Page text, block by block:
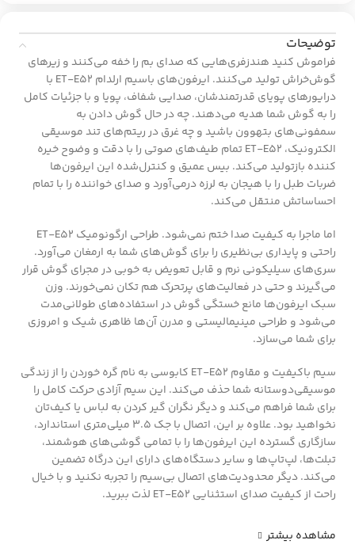
توضیحات
فراموش کنید هندزفری‌هایی که صدای بم را خفه می‌کنند و زیرهای
گوش‌خراش تولید می‌کنند. ایرفون‌های باسیم ارلدام ET-E52 با
درایورهای پویای قدرتمندشان، صدایی شفاف، پویا و با جزئیات کامل
را به گوش شما هدیه می‌دهند. چه در حال گوش دادن به
سمفونی‌های بتهوون باشید و چه غرق در ریتم‌های تند موسیقی
الکترونیک، ET-E52 تمام طیف‌های صوتی را با دقت و وضوح خیره
کننده بازتولید می‌کند. بیس عمیق و کنترل‌شده این ایرفون‌ها
ضربات طبل را با هیجان به لرزه درمی‌آورد و صدای خواننده را با تمام
احساساتش منتقل می‌کند.
اما ماجرا به کیفیت صدا ختم نمی‌شود. طراحی ارگونومیک ET-E52
راحتی و پایداری بی‌نظیری را برای گوش‌های شما به ارمغان می‌آورد.
سری‌های سیلیکونی نرم و قابل تعویض به خوبی در مجرای گوش قرار
می‌گیرند و حتی در فعالیت‌های پرتحرک هم تکان نمی‌خورند. وزن
سبک ایرفون‌ها مانع خستگی گوش در استفاده‌های طولانی‌مدت
می‌شود و طراحی مینیمالیستی و مدرن آن‌ها ظاهری شیک و امروزی
برای شما می‌سازد.
سیم باکیفیت و مقاوم ET-E52 کابوسی به نام گره خوردن را از زندگی
موسیقی‌دوستانه شما حذف می‌کند. این سیم آزادی حرکت کامل را
برای شما فراهم می‌کند و دیگر نگران گیر کردن به لباس یا کیف‌تان
نخواهید بود. علاوه بر این، اتصال با جک 3.5 میلی‌متری استاندارد،
سازگاری گسترده این ایرفون‌ها را با تمامی گوشی‌های هوشمند،
تبلت‌ها، لپ‌تاپ‌ها و سایر دستگاه‌های دارای این درگاه تضمین
می‌کند. دیگر محدودیت‌های اتصال بی‌سیم را تجربه نکنید و با خیال
راحت از کیفیت صدای استثنایی ET-E52 لذت ببرید.
مشاهده بیشتر